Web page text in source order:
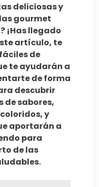
deliciosas y
gourmet
¡Has llegado
artículo, te
de
te ayudarán a
de forma
descubrir
de sabores,
y
aportarán a
para
de las